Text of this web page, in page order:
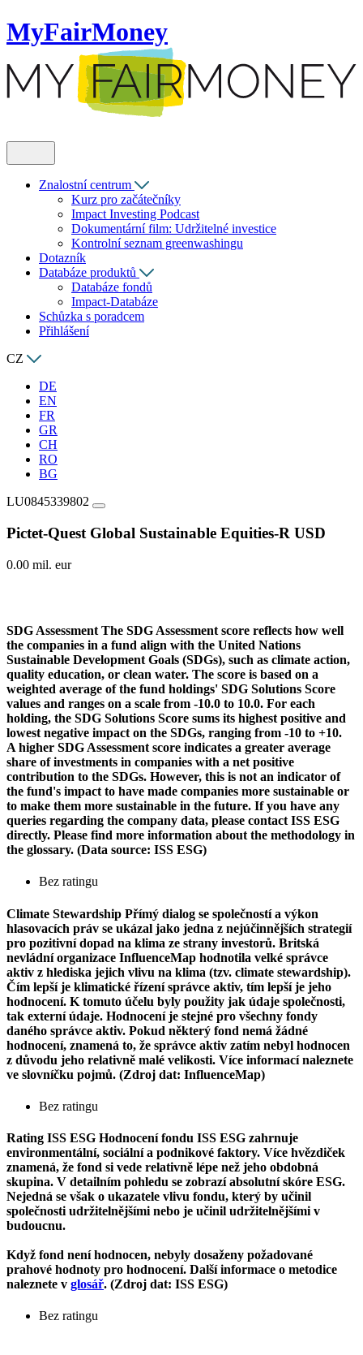
MyFairMoney
Znalostní centrum
Kurz pro začátečníky
Impact Investing Podcast
Dokumentární film: Udržitelné investice
Kontrolní seznam greenwashingu
Dotazník
Databáze produktů
Databáze fondů
Impact-Databáze
Schůzka s poradcem
Přihlášení
CZ
DE
EN
FR
GR
CH
RO
BG
LU0845339802
Pictet-Quest Global Sustainable Equities-R USD
0.00 mil. eur
SDG Assessment The SDG Assessment score reflects how well
the companies in a fund align with the United Nations
Sustainable Development Goals (SDGs), such as climate action,
quality education, or clean water. The score is based on a
weighted average of the fund holdings' SDG Solutions Score
values and ranges on a scale from -10.0 to 10.0. For each
holding, the SDG Solutions Score sums its highest positive and
lowest negative impact on the SDGs, ranging from -10 to +10.
A higher SDG Assessment score indicates a greater average
share of investments in companies with a net positive
contribution to the SDGs. However, this is not an indicator of
the fund's impact to have made companies more sustainable or
to make them more sustainable in the future. If you have any
queries regarding the company data, please contact ISS ESG
directly. Please find more information about the methodology in
the glossary. (Data source: ISS ESG)
Bez ratingu
Climate Stewardship Přímý dialog se společností a výkon
hlasovacích práv se ukázal jako jedna z nejúčinnějších strategií
pro pozitivní dopad na klima ze strany investorů. Britská
nevládní organizace InfluenceMap hodnotila velké správce
aktiv z hlediska jejich vlivu na klima (tzv. climate stewardship).
Čím lepší je klimatické řízení správce aktiv, tím lepší je jeho
hodnocení. K tomuto účelu byly použity jak údaje společnosti,
tak externí údaje. Hodnocení je stejné pro všechny fondy
daného správce aktiv. Pokud některý fond nemá žádné
hodnocení, znamená to, že správce aktiv zatím nebyl hodnocen
z důvodu jeho relativně malé velikosti. Více informací naleznete
ve slovníčku pojmů. (Zdroj dat: InfluenceMap)
Bez ratingu
Rating ISS ESG Hodnocení fondu ISS ESG zahrnuje
environmentální, sociální a podnikové faktory. Více hvězdiček
znamená, že fond si vede relativně lépe než jeho obdobná
skupina. V detailním pohledu se zobrazí absolutní skóre ESG.
Nejedná se však o ukazatele vlivu fondu, který by učinil
společnosti udržitelnějšími nebo je učinil udržitelnějšími v
budoucnu.
Když fond není hodnocen, nebyly dosaženy požadované
prahové hodnoty pro hodnocení. Další informace o metodice
naleznete v glosář. (Zdroj dat: ISS ESG)
Bez ratingu